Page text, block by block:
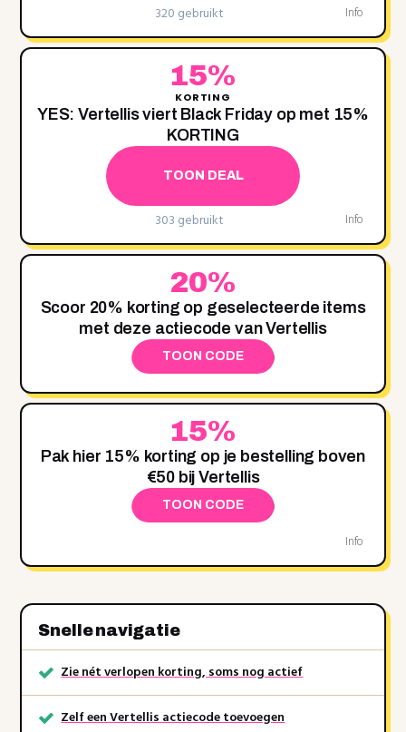
320 gebruikt Info
15%
KORTING
YES: Vertellis viert Black Friday op met 15‌%
KORTING
TOON DEAL
303 gebruikt Info
20%
Scoor 20% korting op geselecteerde items
met deze actiecode van Vertellis
TOON CODE
15%
Pak hier 15% korting op je bestelling boven
€50 bij Vertellis
TOON CODE
Info
Snelle navigatie
Zie nét verlopen korting, soms nog actief
Zelf een Vertellis actiecode toevoegen